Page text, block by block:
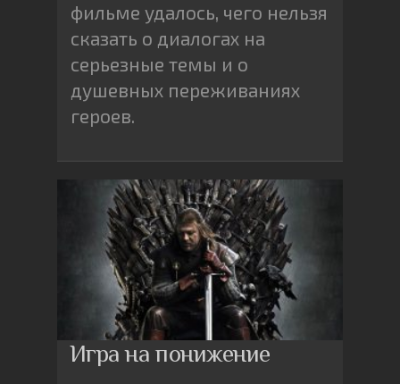
фильме удалось, чего нельзя
сказать о диалогах на
серьезные темы и о
душевных переживаниях
героев.
Игра на понижение